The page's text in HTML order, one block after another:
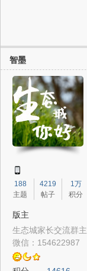
智墨
188
主题
4219
帖子
1万
积分
版主
生态城家长交流群主
微信：154622987